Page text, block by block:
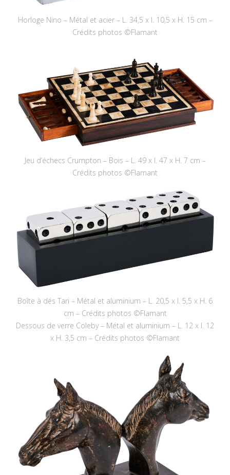
Horloge Nino – Métal et acier – L. 34,5 x l. 10,5 x H. 15 cm –
Crédits photos ©Flamant
Jeu d’échecs Crumpton – Bois – L. 49 x l. 47 x H. 7 cm –
Crédits photos ©Flamant
Boîte à dés Tari – Métal et aluminium – L. 20,5 x l. 5,5 x H. 6
cm – Crédits photos ©Flamant
Dessous de verre Coleby – Métal et aluminium – L. 12 x l. 12
x H. 3,5 cm – Crédits photos ©Flamant